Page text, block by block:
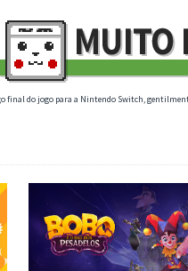
final do jogo para a Nintendo Switch,